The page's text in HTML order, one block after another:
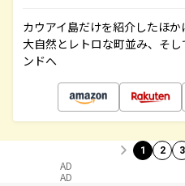
カウアイ島だけを紹介したほ
大自然とレトロな町並み、そ
ンドへ
1 2 3
AD
AD